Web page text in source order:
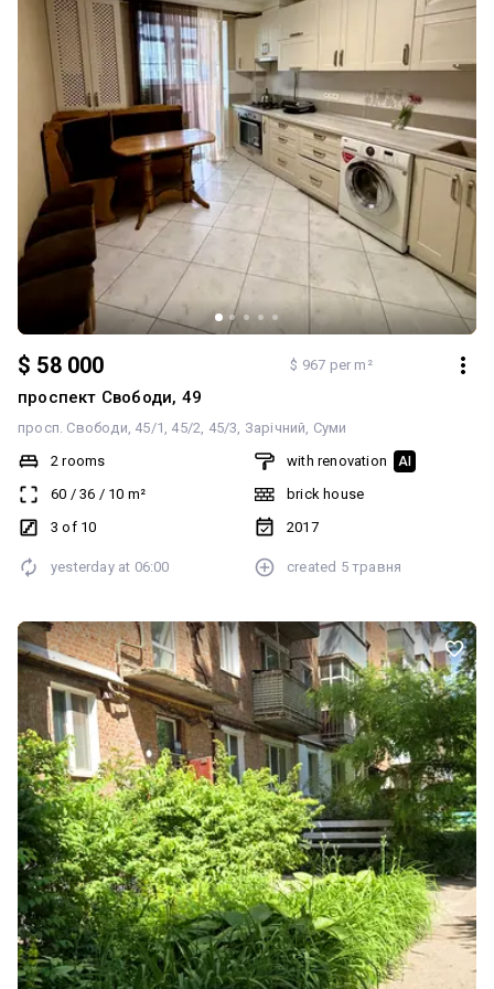
$ 58 000 $ 967 per m²
проспект Свободи, 49
просп. Свободи, 45/1, 45/2, 45/3 Зарічний Суми
2 rooms
60 / 36 / 10 m²
3 of 10
with renovation AI
brick house
2017
yesterday at 06:00 created 5 травня